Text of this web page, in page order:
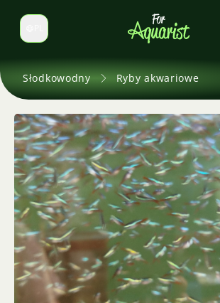
Zmień język
Słodkowodny Ryby akwariowe